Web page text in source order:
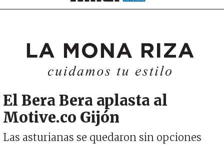
El Bera Bera aplasta al
Motive.co Gijón
Las asturianas se quedaron sin opciones